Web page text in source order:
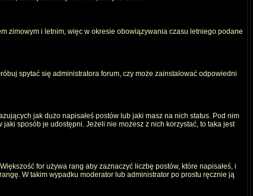
zimowym i letnim, więc w okresie obowiązywania czasu letniego podane
spytać się administratora forum, czy może zainstalować odpowiedni
jak dużo napisałeś postów lub jaki masz na nich status. Pod nim
sposób je udostępni. Jeżeli nie możesz z nich korzystać, to taka jest
for używa rang aby zaznaczyć liczbę postów, które napisałeś, i
W takim wypadku moderator lub administrator po prostu ręcznie ją